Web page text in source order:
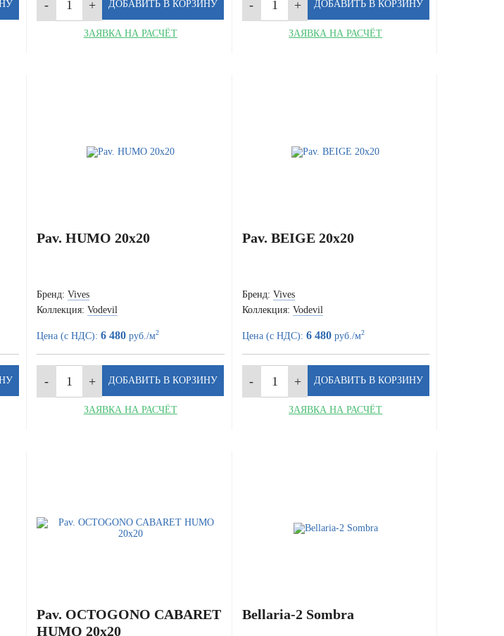
ЗАЯВКА НА РАСЧЁТ ЗАЯВКА НА РАСЧЁТ
Pav. HUMO 20x20
Бренд: Vives
Коллекция: Vodevil
Цена (с НДС): 6 480 руб./м2
ЗАЯВКА НА РАСЧЁТ
Pav. BEIGE 20x20
Бренд: Vives
Коллекция: Vodevil
Цена (с НДС): 6 480руб./м2
ЗАЯВКА НА РАСЧЁТ
Pav. OCTOGONO CABARET
HUMO 20x20
Bellaria-2 Sombra